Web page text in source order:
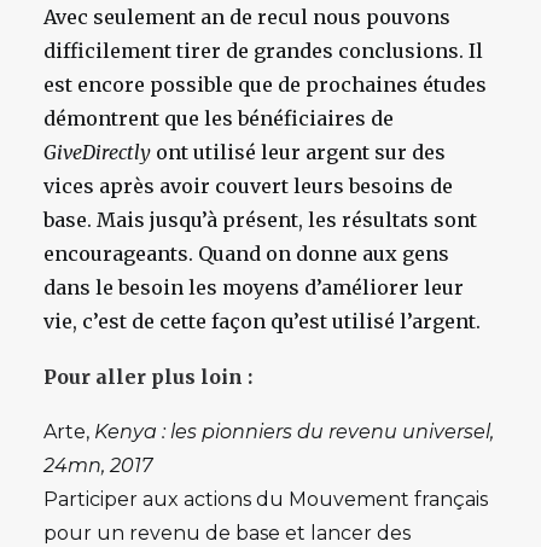
Avec seulement an de recul nous pouvons
difficilement tirer de grandes conclusions. Il
est encore possible que de prochaines études
démontrent que les bénéficiaires de
GiveDirectly ont utilisé leur argent sur des
vices après avoir couvert leurs besoins de
base. Mais jusqu’à présent, les résultats sont
encourageants. Quand on donne aux gens
dans le besoin les moyens d’améliorer leur
vie, c’est de cette façon qu’est utilisé l’argent.
Pour aller plus loin :
Arte, Kenya : les pionniers du revenu universel,
24mn, 2017
Participer aux actions du Mouvement français
pour un revenu de base et lancer des